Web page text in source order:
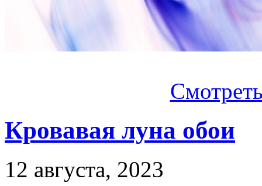
Кровавая луна обои
12 августа, 2023